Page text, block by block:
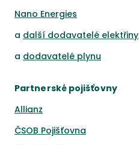
Nano Energies
a další dodavatelé elektřiny
a dodavatelé plynu
Partnerské pojišťovny
Allianz
ČSOB Pojišťovna